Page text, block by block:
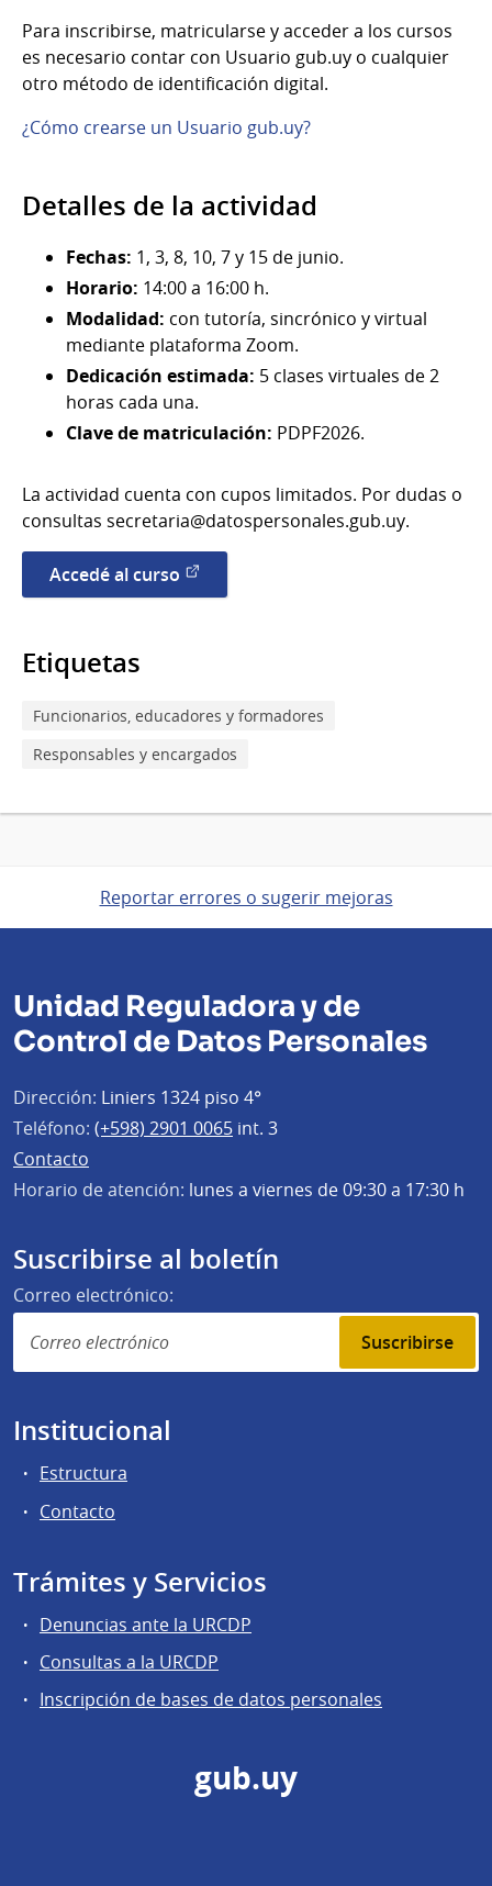
Para inscribirse, matricularse y acceder a los cursos
es necesario contar con Usuario gub.uy o cualquier
otro método de identificación digital.
¿Cómo crearse un Usuario gub.uy?
Detalles de la actividad
Fechas: 1, 3, 8, 10, 7 y 15 de junio.
Horario: 14:00 a 16:00 h.
Modalidad: con tutoría, sincrónico y virtual
mediante plataforma Zoom.
Dedicación estimada: 5 clases virtuales de 2
horas cada una.
Clave de matriculación: PDPF2026.
La actividad cuenta con cupos limitados. Por dudas o
consultas secretaria@datospersonales.gub.uy.
Accedé al curso
Etiquetas
Funcionarios, educadores y formadores
Responsables y encargados
Reportar errores o sugerir mejoras
Unidad Reguladora y de
Control de Datos Personales
Dirección: Liniers 1324 piso 4°
Teléfono: (+598) 2901 0065 int. 3
Contacto
Horario de atención: lunes a viernes de 09:30 a 17:30 h
Suscribirse al boletín
Correo electrónico:
Suscribirse
Institucional
Estructura
Contacto
Trámites y Servicios
Denuncias ante la URCDP
Consultas a la URCDP
Inscripción de bases de datos personales
gub.uy